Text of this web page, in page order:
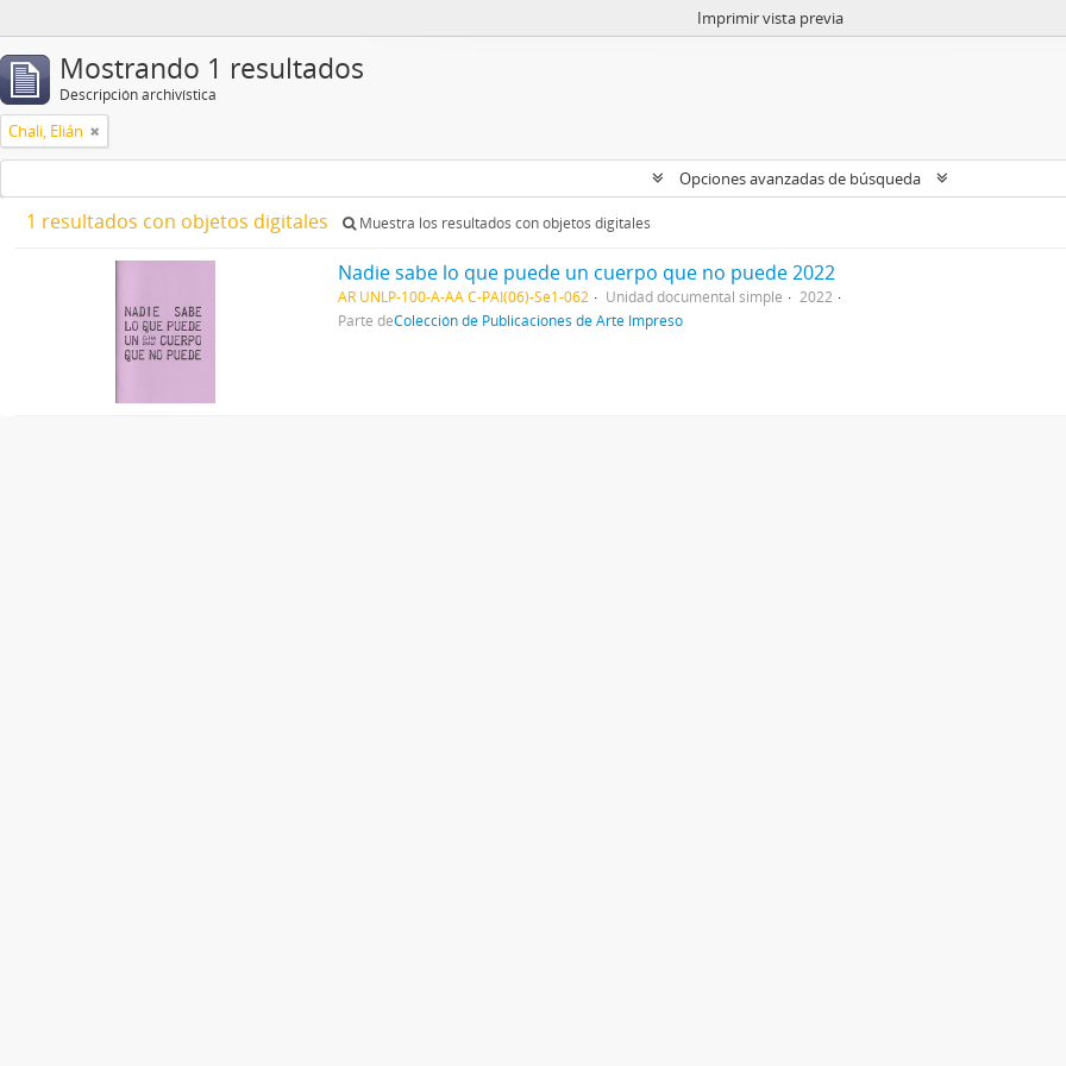
Imprimir vista previa
Mostrando 1 resultados
Descripción archivística
Chali, Elián
Opciones avanzadas de búsqueda
1 resultados con objetos digitales Muestra los resultados con objetos digitales
Nadie sabe lo que puede un cuerpo que no puede 2022
AR UNLP-100-A-AA C-PAI(06)-Se1-062 Unidad documental simple
2022
Parte deColección de Publicaciones de Arte Impreso